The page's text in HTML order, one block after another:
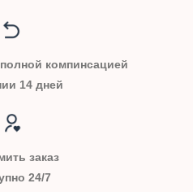
компинсацией
14 дней
заказ
24/7